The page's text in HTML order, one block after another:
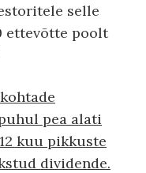
selle
ettevõtte poolt
pea alati
kuu pikkuste
dividende.